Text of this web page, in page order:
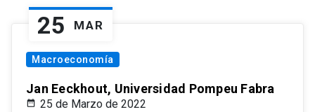
25 MAR
Macroeconomía
Jan Eeckhout, Universidad Pompeu Fabra
25 de Marzo de 2022